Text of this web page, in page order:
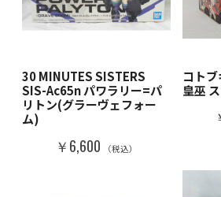
30 MINUTES SISTERS
SIS-Ac65n パワラリー=パ
リトン(グラーヴェフォー
ム)
￥6,600 （税込）
コト
皇巫